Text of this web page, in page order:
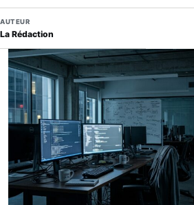
AUTEUR
La Rédaction